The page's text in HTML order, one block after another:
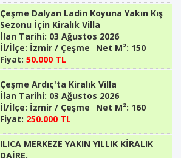
Çeşme Dalyan Ladin Koyuna Yakın Kış
Sezonu İçin Kiralık Villa
İlan Tarihi: 03 Ağustos 2026
İl/İlçe: İzmir / Çeşme Net M²: 150
Fiyat: 50.000 TL
Çeşme Ardıç'ta Kiralık Villa
İlan Tarihi: 03 Ağustos 2026
İl/İlçe: İzmir / Çeşme Net M²: 160
Fiyat: 250.000 TL
ILICA MERKEZE YAKIN YILLIK KİRALIK
DAİRE.